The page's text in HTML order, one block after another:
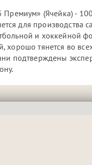
Премиум» (Ячейка) -
для производства
и хоккейной
хорошо тянется во
подтверждены